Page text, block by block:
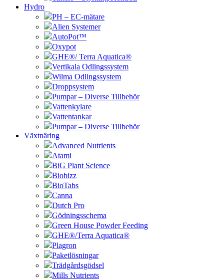
Hydro
PH – EC-mätare
Alien Systemer
AutoPot™
Oxypot
GHE®/ Terra Aquatica®
Vertikala Odlingssystem
Wilma Odlingssystem
Droppsystem
Pumpar – Diverse Tillbehör
Vattenkylare
Vattentankar
Pumpar – Diverse Tillbehör
Växtnäring
Advanced Nutrients
Atami
BiG Plant Science
Biobizz
BioTabs
Canna
Dutch Pro
Gödningsschema
Green House Powder Feeding
GHE®/Terra Aquatica®
Plagron
Paketlösningar
Trädgårdsgödsel
Mills Nutrients